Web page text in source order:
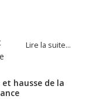
Lire la suite…
hausse de la